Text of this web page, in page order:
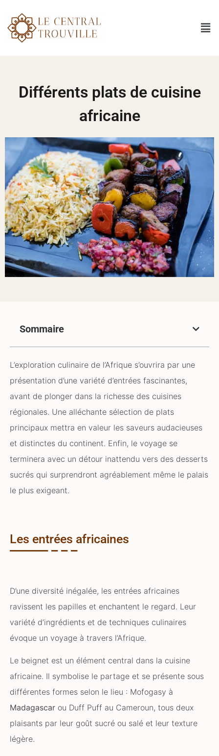
Différents plats de cuisine
africaine
Sommaire
L’exploration culinaire de l’Afrique s’ouvrira par une
présentation d’une variété d’entrées fascinantes,
avant de plonger dans la richesse des cuisines
régionales. Une alléchante sélection de plats
principaux mettra en valeur les saveurs audacieuses
et distinctes du continent. Enfin, le voyage se
terminera avec un détour inattendu vers des desserts
sucrés qui surprendront agréablement même le palais
le plus exigeant.
Les entrées africaines
D’une diversité inégalée, les entrées africaines
ravissent les papilles et enchantent le regard. Leur
variété d’ingrédients et de techniques culinaires
évoque un voyage à travers l’Afrique.
Le beignet est un élément central dans la cuisine
africaine. Il symbolise le partage et se présente sous
différentes formes selon le lieu : Mofogasy à
Madagascar ou Duff Puff au Cameroun, tous deux
plaisants par leur goût sucré ou salé et leur texture
légère.